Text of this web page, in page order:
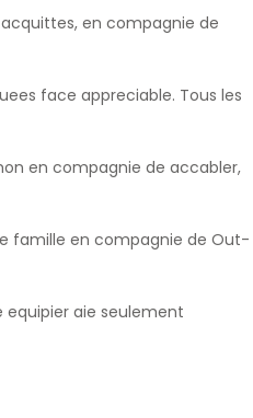
acquittes, en compagnie de
face appreciable. Tous les
en compagnie de accabler,
famille en compagnie de Out-
aie seulement